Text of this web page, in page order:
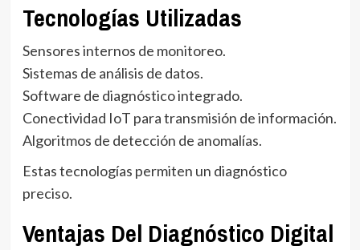
Tecnologías Utilizadas
Sensores internos de monitoreo.
Sistemas de análisis de datos.
Software de diagnóstico integrado.
Conectividad IoT para transmisión de información.
Algoritmos de detección de anomalías.
Estas tecnologías permiten un diagnóstico
preciso.
Ventajas Del Diagnóstico Digital